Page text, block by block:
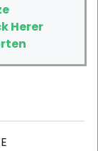
Herer